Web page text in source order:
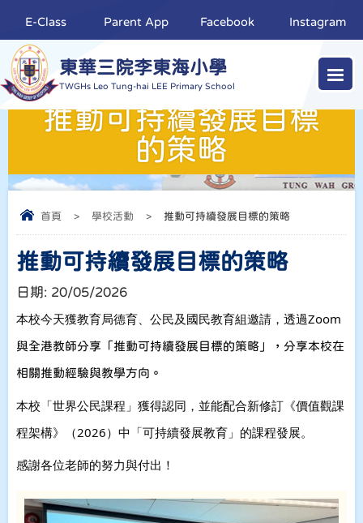
東華三院李東海小學
TWGHs Leo Tung-hai LEE Primary School
E-Class Parent App Facebook Instagram
推動可持續發展目標
的策略
首頁 > 學校活動 > 推動可持續發展目標的策略
推動可持續發展目標的策略
日期: 20/05/2026
本校今天獲教育局德育、公民及國民教育組邀請，透過Zoom
與全港教師分享「推動可持續發展目標的策略」，分享本校在
相關推動經驗與教學方向。
本校「世界公民課程」獲得認同，並能配合新修訂《價值觀課
程架構》（2026）中「可持續發展教育」的課程發展。
感謝各位老師的努力與付出！